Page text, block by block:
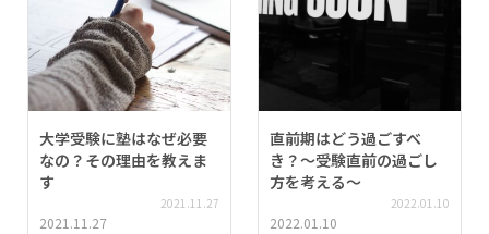
大学受験に塾はなぜ必要
なの？その理由を教えま
す
2021.11.27
2021.11.27
直前期はどう過ごすべ
き？〜受験直前の過ごし
方を考える〜
2022.01.10
2022.01.10